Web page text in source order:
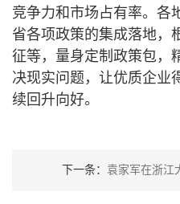
竞争力和市场占有率。各
省各项政策的集成落地，
征等，量身定制政策包，
决现实问题，让优质企业
续回升向好。
下一条： 袁家军在浙江